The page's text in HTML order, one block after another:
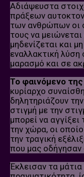
Αδιάψευστα
πράξεων
των ανθρώπων οι
τους να
μηδενίζεται και
εναλλακτική
μαρασμό και σε
Το φαινόμενο
κυρίαρχο
δηλητηριάζουν
στιγμή με την
μπορεί να
την χώρα, οι
την τραγική
που μας οδήγησαν
Έκλεισαν τα